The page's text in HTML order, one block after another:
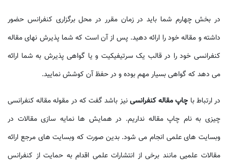
در بخش چهارم شما باید در زمان مقرر در محل برگزاری کنفرانس حضور
داشته و مقاله خود را ارائه دهید. پس از آن است که شما پذیرش نهای مقاله
کنفرانسی خود را در قالب یک سرتیفیکیت و یا گواهی پذیرش به شما ارائه
می دهد که گواهی بسیار مهم بوده و در حفظ آن کوشش نمایید.
در ارتباط باچاپ مقاله کنفرانسینیز باشد گفت که در مقوله مقاله کنفرانسی
چیزی به نام چاپ مقاله نداریم. در همایش ها نمایه سازی مقالات در
وبسایت های علمی انجام می شود. بدین صورت که وبسایت های مرجع ارائه
مقالات علمیی مانند برخی از انتشارات علمی اقدام به حمایت از کنفرانس